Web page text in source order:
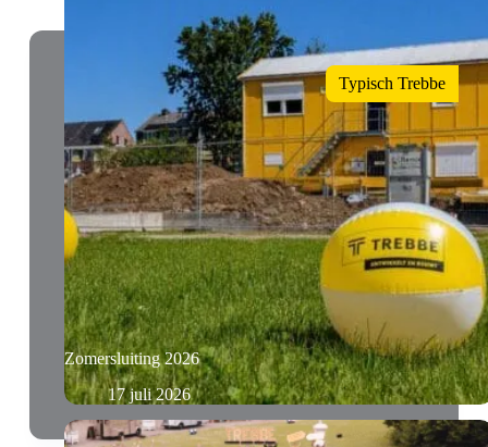
Typisch Trebbe
Zomersluiting 2026
17 juli 2026